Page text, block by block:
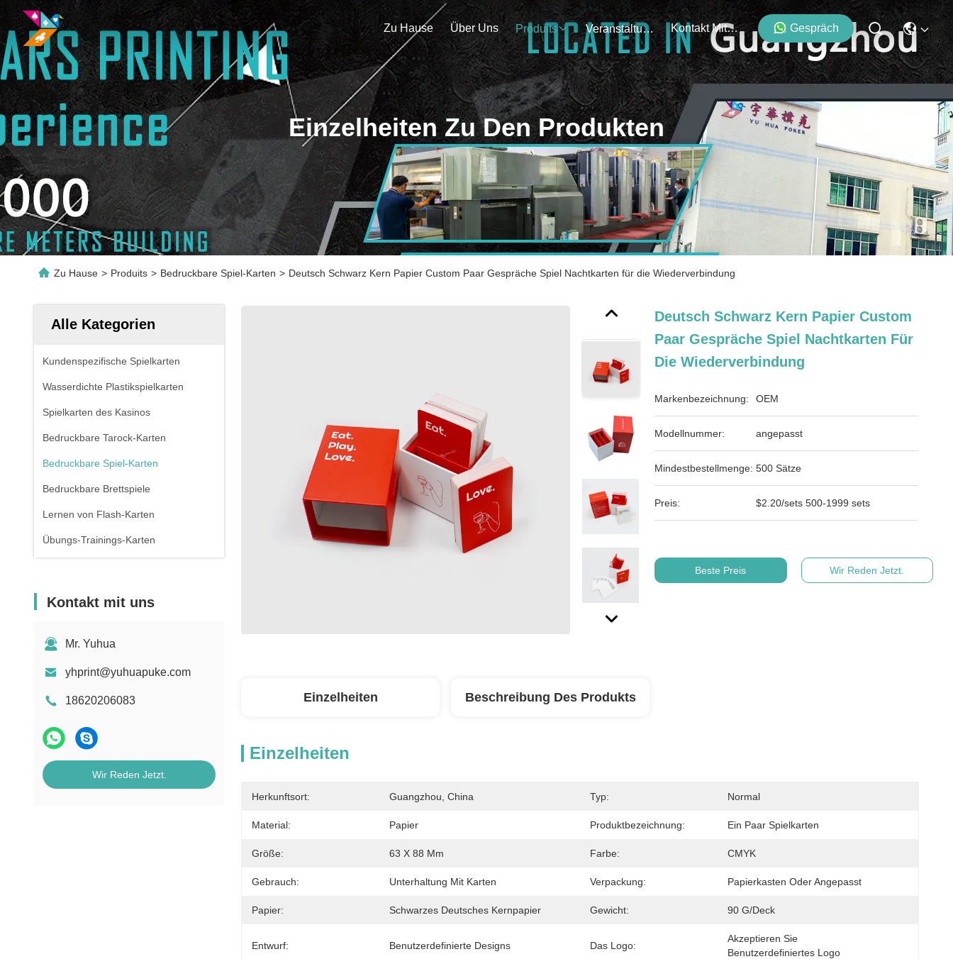
Zu Hause Über Uns Produits Veranstaltungen Kontakt Mit Uns Gespräch
Einzelheiten Zu Den Produkten
Zu Hause > Produits > Bedruckbare Spiel-Karten > Deutsch Schwarz Kern Papier Custom Paar Gespräche Spiel Nachtkarten für die Wiederverbindung
Alle Kategorien
Kundenspezifische Spielkarten
Wasserdichte Plastikspielkarten
Spielkarten des Kasinos
Bedruckbare Tarock-Karten
Bedruckbare Spiel-Karten
Bedruckbare Brettspiele
Lernen von Flash-Karten
Übungs-Trainings-Karten
Kontakt mit uns
Mr. Yuhua
yhprint@yuhuapuke.com
18620206083
Wir Reden Jetzt.
Deutsch Schwarz Kern Papier Custom
Paar Gespräche Spiel Nachtkarten Für
Die Wiederverbindung
Markenbezeichnung: OEM
Modellnummer: angepasst
Mindestbestellmenge: 500 Sätze
Preis: $2.20/sets 500-1999 sets
Beste Preis Wir Reden Jetzt.
Einzelheiten Beschreibung Des Produkts
Einzelheiten
Herkunftsort: Guangzhou, China Typ: Normal
Material: Papier Produktbezeichnung: Ein Paar Spielkarten
Größe: 63 X 88 Mm Farbe: CMYK
Gebrauch: Unterhaltung Mit Karten Verpackung: Papierkasten Oder Angepasst
Papier: Schwarzes Deutsches Kernpapier Gewicht: 90 G/Deck
Entwurf: Benutzerdefinierte Designs Das Logo:
Akzeptieren Sie
Benutzerdefiniertes Logo